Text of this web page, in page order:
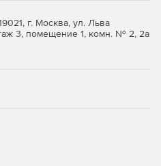
Standard у
Store по доступной
г. Москва, ул. Льва
3, помещение 1, комн. № 2, 2а